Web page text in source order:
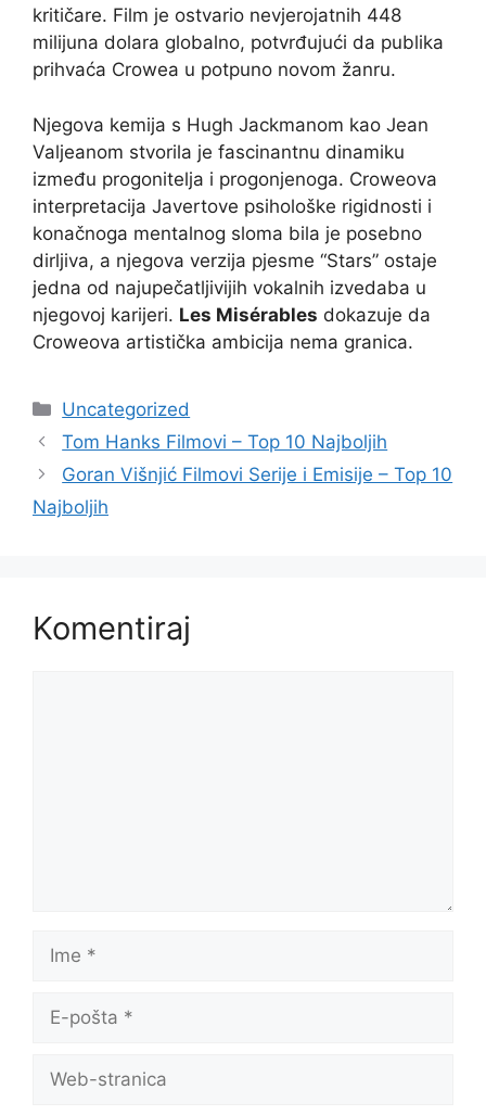
kritičare. Film je ostvario nevjerojatnih 448
milijuna dolara globalno, potvrđujući da publika
prihvaća Crowea u potpuno novom žanru.
Njegova kemija s Hugh Jackmanom kao Jean
Valjeanom stvorila je fascinantnu dinamiku
između progonitelja i progonjenoga. Croweova
interpretacija Javertove psihološke rigidnosti i
konačnoga mentalnog sloma bila je posebno
dirljiva, a njegova verzija pjesme “Stars” ostaje
jedna od najupečatljivijih vokalnih izvedaba u
njegovoj karijeri. Les Misérables dokazuje da
Croweova artistička ambicija nema granica.
Kategorije
Uncategorized
Tom Hanks Filmovi – Top 10 Najboljih
Goran Višnjić Filmovi Serije i Emisije – Top 10
Najboljih
Komentiraj
pošta
stranica